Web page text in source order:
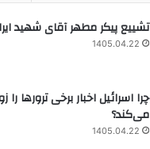
تشییع پیکر مطهر آقای شهید
1405.04.22
چرا اسرائیل اخبار برخی ترورها را
می‌کند؟
1405.04.22